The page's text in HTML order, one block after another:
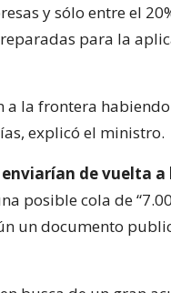
y sólo entre el
para la
a la frontera
explicó el ministro.
de vuelta
posible cola de
un documento